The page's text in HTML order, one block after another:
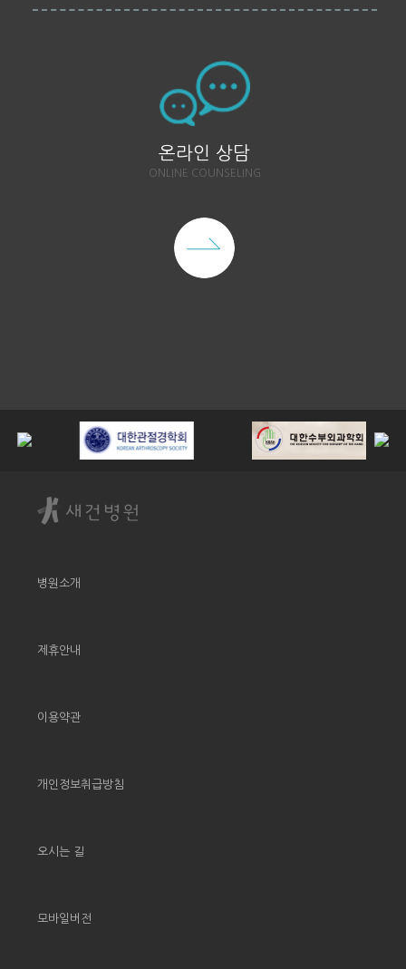
온라인 상담
ONLINE COUNSELING
병원소개
제휴안내
이용약관
개인정보취급방침
오시는 길
모바일버전